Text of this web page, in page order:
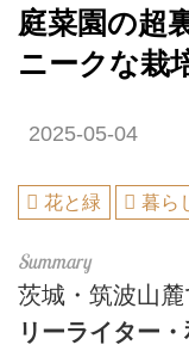
庭菜園の超
ニークな栽
2025-05-04
花と緑 暮ら
茨城・筑波山
リーライター